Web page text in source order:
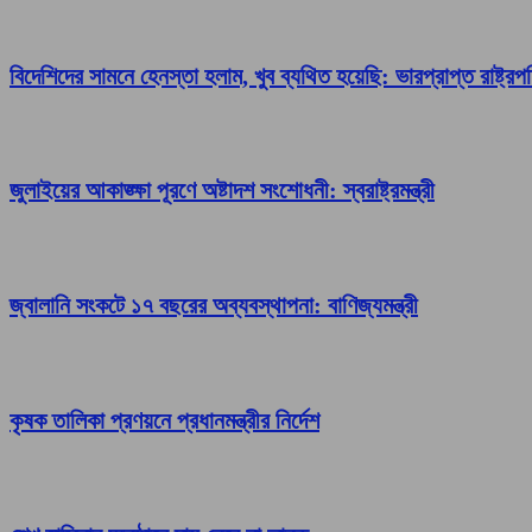
বিদেশিদের সামনে হেনস্তা হলাম, খুব ব্যথিত হয়েছি: ভারপ্রাপ্ত
জুলাইয়ের আকাঙ্ক্ষা পূরণে অষ্টাদশ সংশোধনী: স্বরাষ্ট্রমন্ত্রী
জ্বালানি সংকটে ১৭ বছরের অব্যবস্থাপনা: বাণিজ্যমন্ত্রী
কৃষক তালিকা প্রণয়নে প্রধানমন্ত্রীর নির্দেশ